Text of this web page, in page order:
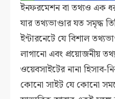
ইনফরমেশন বা তথ্যও এক
যার তথ্যভাণ্ডার যত সমৃদ্ধ
ইন্টারনেটে যে বিশাল
লাগানো এবং প্রয়োজনীয়
ওয়েবসাইটের নানা হিসাব-
কোনো সাইট যে কোনো